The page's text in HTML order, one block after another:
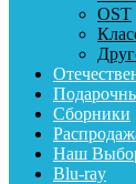
OST
Сборники
Наш
Blu-ray